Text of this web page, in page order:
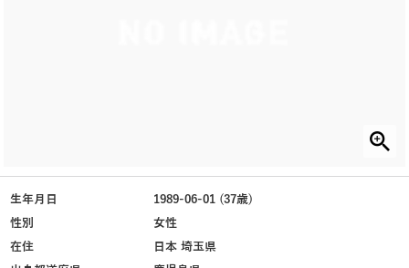
生年月日
1989-06-01 (37歳)
性別
女性
在住
日本 埼玉県